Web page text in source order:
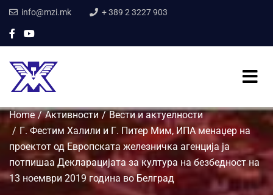
info@mzi.mk + 389 2 3227 903
Home Активности
Вести и актуелности
Г. Фестим Халили и Г. Питер Мим, ИПА менаџер на
проектот од Европската железничка агенција ја
потпишаа Декларацијата за култура на безбедност на
13 ноември 2019 година во Белград